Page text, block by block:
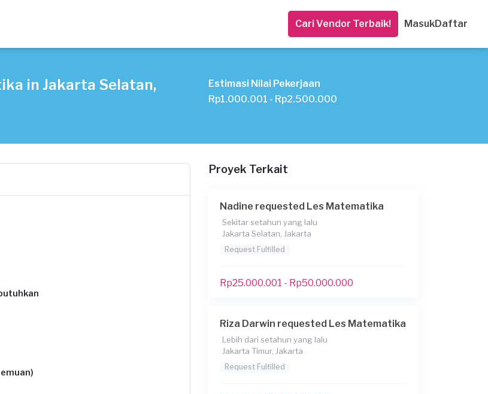
Cari Vendor Terbaik! MasukDaftar
in Jakarta Selatan,
Estimasi Nilai Pekerjaan
Rp1.000.001 - Rp2.500.000
Proyek Terkait
Nadine requested Les Matematika
Sekitar setahun yang lalu
Jakarta Selatan, Jakarta
Request Fulfilled
Rp25.000.001 - Rp50.000.000
Riza Darwin requested Les Matematika
Lebih dari setahun yang lalu
Jakarta Timur, Jakarta
Request Fulfilled